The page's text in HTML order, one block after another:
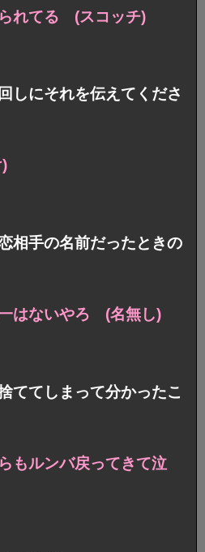
れてる (スコッチ)
しにそれを伝えてくださ
相手の名前だったときの
はないやろ (名無し)
ててしまって分かったこ
もルンバ戻ってきて泣